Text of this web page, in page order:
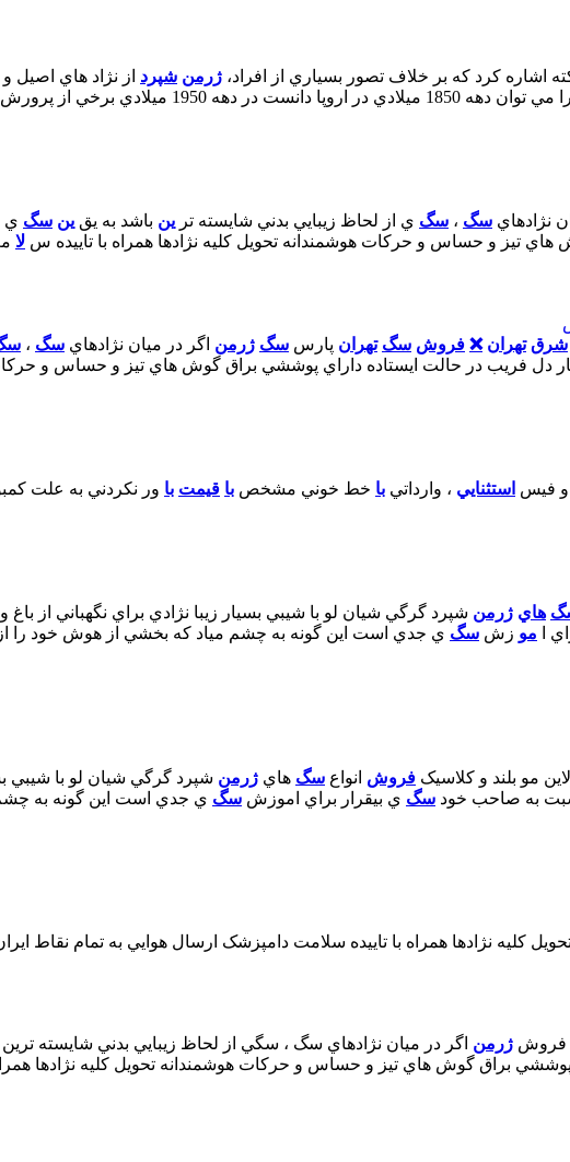
اشاره کرد که بر خلاف تصور بسياري از افراد، ژرمن شپرد از نژاد هاي اصيل و
را مي توان دهه 1850 ميلادي در اروپا دانست در دهه 1950 ميلادي برخي از پرورش دهندگان
نژادهاي سگ ، سگ ي از لحاظ زيبايي بدني شايسته تر ين باشد به يق ين سگ ي
تيز و حساس و حرکات هوشمندانه تحويل کليه نژادها همراه با تاييده س لا
شرق تهران ❌ فروش سگ تهران پارس سگ ژرمن اگر در ميان نژادهاي سگ ،
دل فريب در حالت ايستاده داراي پوششي براق گوش هاي تيز و حساس و
و فيس استثنايي ، وارداتي با خط خوني مشخص با قيمت با ور نکردني به علت
هاي ژرمن شپرد گرگي شيان لو با شيبي بسيار زيبا نژادي براي نگهباني از باغ و
ا مو زش سگ ي جدي است اين گونه به چشم مياد که بخشي از هوش خود را از
مو بلند و کلاسيک فروش انواع سگ هاي ژرمن شپرد گرگي شيان لو با شيبي
به صاحب خود سگ ي بيقرار براي اموزش سگ ي جدي است اين گونه به
کليه نژادها همراه با تاييده سلامت دامپزشک ارسال هوايي به تمام نقاط
فروش ژرمن اگر در ميان نژادهاي سگ ، سگي از لحاظ زيبايي بدني شايسته
براق گوش هاي تيز و حساس و حرکات هوشمندانه تحويل کليه نژادها